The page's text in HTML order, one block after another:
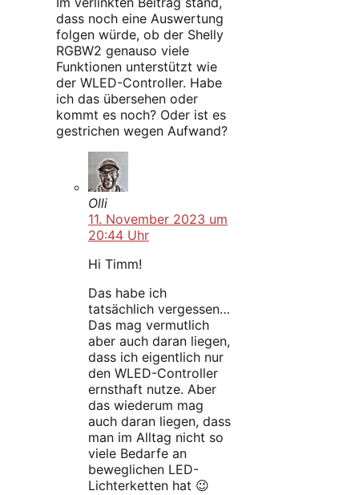
dass noch eine Auswertung
folgen würde, ob der Shelly
RGBW2 genauso viele
Funktionen unterstützt wie
der WLED-Controller. Habe
ich das übersehen oder
kommt es noch? Oder ist es
gestrichen wegen Aufwand?
Olli
11. November 2023 um
20:44 Uhr
Hi Timm!
Das habe ich
tatsächlich vergessen…
Das mag vermutlich
aber auch daran liegen,
dass ich eigentlich nur
den WLED-Controller
ernsthaft nutze. Aber
das wiederum mag
auch daran liegen, dass
man im Alltag nicht so
viele Bedarfe an
beweglichen LED-
Lichterketten hat 😉